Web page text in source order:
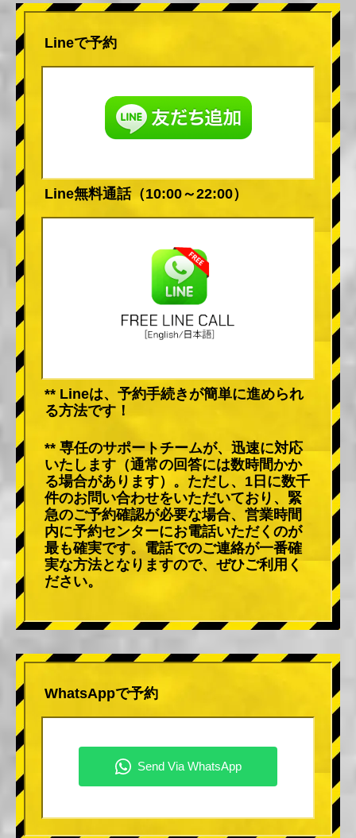
Lineで予約
Line無料通話（10:00～22:00）
** Lineは、予約手続きが簡単に進められ
る方法です！
** 専任のサポートチームが、迅速に対応
いたします（通常の回答には数時間かか
る場合があります）。ただし、1日に数千
件のお問い合わせをいただいており、緊
急のご予約確認が必要な場合、営業時間
内に予約センターにお電話いただくのが
最も確実です。電話でのご連絡が一番確
実な方法となりますので、ぜひご利用く
ださい。
WhatsAppで予約